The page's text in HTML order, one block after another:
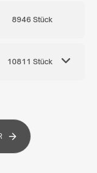
8946 Stück
10811 Stück